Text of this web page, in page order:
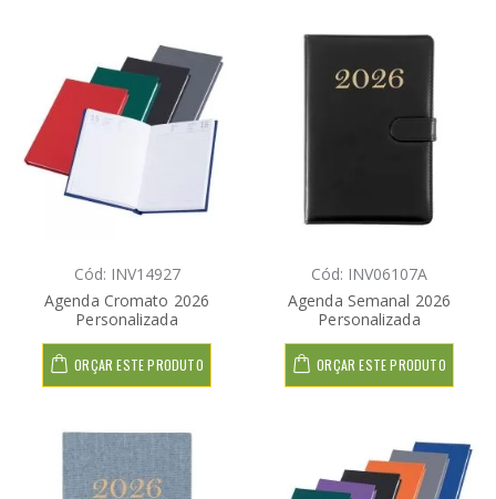
Cód: INV14927
Agenda Cromato 2026
Personalizada
ORÇAR ESTE PRODUTO
Cód: INV06107A
Agenda Semanal 2026
Personalizada
ORÇAR ESTE PRODUTO